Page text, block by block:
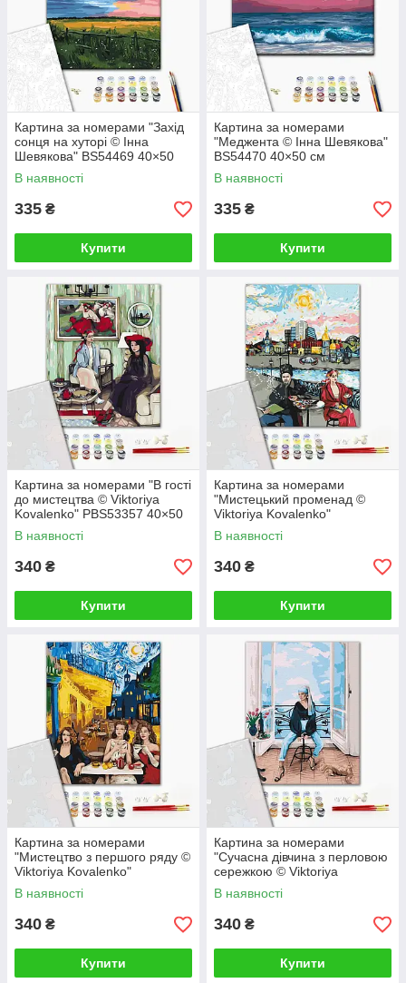
Картина за номерами "Захід
сонця на хуторі © Інна
Шевякова" BS54469 40×50
см
В наявності
335 ₴
Купити
Картина за номерами
"Меджента © Інна Шевякова"
BS54470 40×50 см
В наявності
335 ₴
Купити
Картина за номерами "В гості
до мистецтва © Viktoriya
Kovalenko" PBS53357 40×50
см
В наявності
340 ₴
Купити
Картина за номерами
"Мистецький променад ©
Viktoriya Kovalenko"
PBS53356 40×50 см
В наявності
340 ₴
Купити
Картина за номерами
"Мистецтво з першого ряду ©
Viktoriya Kovalenko"
PBS52763 40×50 см
В наявності
340 ₴
Купити
Картина за номерами
"Сучасна дівчина з перловою
сережкою © Viktoriya
Kovalenko" PBS52762 40×50
см
В наявності
340 ₴
Купити